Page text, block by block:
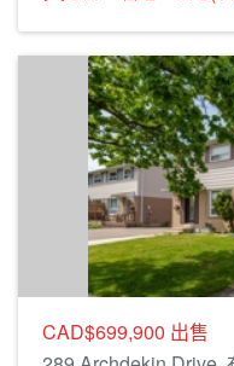
CAD$699,900 出售